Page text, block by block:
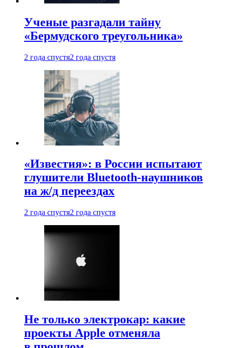
Ученые разгадали тайну
«Бермудского треугольника»
2 года спустя2 года спустя
«Известия»: в России испытают
глушители Bluetooth-наушников
на ж/д переездах
2 года спустя2 года спустя
Не только электрокар: какие
проекты Apple отменяла